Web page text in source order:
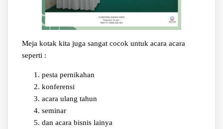
Meja kotak kita juga sangat cocok untuk acara acara
seperti :
pesta pernikahan
konferensi
acara ulang tahun
seminar
dan acara bisnis lainya